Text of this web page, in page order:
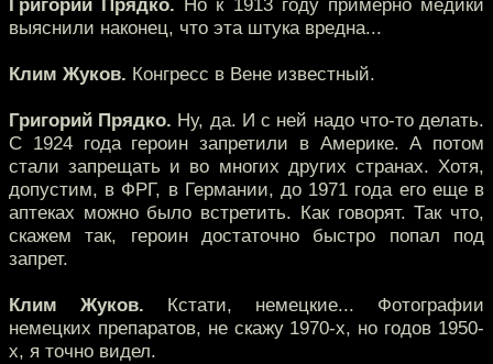
Григорий Прядко. Но к 1913 году примерно медики
выяснили наконец, что эта штука вредна...
Клим Жуков. Конгресс в Вене известный.
Григорий Прядко. Ну, да. И с ней надо что-то делать.
С 1924 года героин запретили в Америке. А потом
стали запрещать и во многих других странах. Хотя,
допустим, в ФРГ, в Германии, до 1971 года его еще в
аптеках можно было встретить. Как говорят. Так что,
скажем так, героин достаточно быстро попал под
запрет.
Клим Жуков. Кстати, немецкие... Фотографии
немецких препаратов, не скажу 1970-х, но годов 1950-
х, я точно видел.